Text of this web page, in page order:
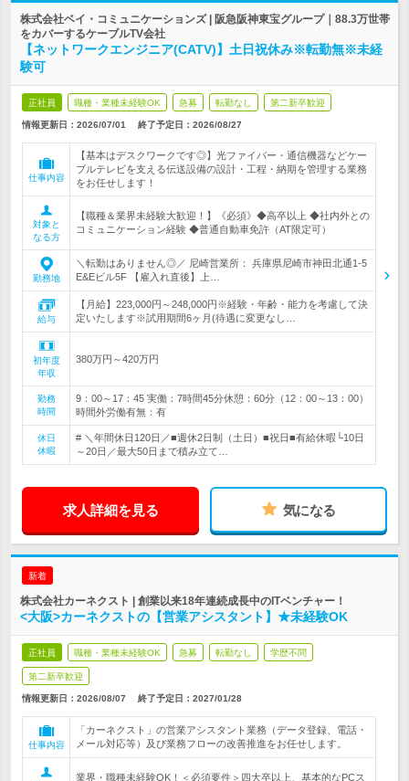
株式会社ベイ・コミュニケーションズ | 阪急阪神東宝グループ｜88.3万世帯
をカバーするケーブルTV会社
【ネットワークエンジニア(CATV)】土日祝休み※転勤無※未経
験可
正社員 職種・業種未経験OK 急募 転勤なし 第二新卒歓迎
情報更新日：2026/07/01 終了予定日： 2026/08/27
仕事内容
【基本はデスクワークです◎】光ファイバー・通信機器などケー
ブルテレビを支える伝送設備の設計・工程・納期を管理する業務
をお任せします！
対象と
なる方
【職種＆業界未経験大歓迎！】《必須》◆高卒以上 ◆社内外との
コミュニケーション経験 ◆普通自動車免許（AT限定可）
勤務地
＼転勤はありません◎／ 尼崎営業所： 兵庫県尼崎市神田北通1-5
E&Eビル5F 【雇入れ直後】上…
給与
【月給】223,000円～248,000円※経験・年齢・能力を考慮して決
定いたします※試用期間6ヶ月(待遇に変更なし…
初年度
年収
380万円～420万円
勤務
時間
9：00～17：45 実働：7時間45分休憩：60分（12：00～13：00）
時間外労働有無：有
休日
休暇
# ＼年間休日120日／■週休2日制（土日）■祝日■有給休暇└10日
～20日／最大50日まで積み立て…
求人詳細を見る 気になる
新着
株式会社カーネクスト | 創業以来18年連続成長中のITベンチャー！
<大阪>カーネクストの【営業アシスタント】★未経験OK
正社員 職種・業種未経験OK 急募 転勤なし 学歴不問
第二新卒歓迎
情報更新日：2026/08/07 終了予定日： 2027/01/28
仕事内容
「カーネクスト」の営業アシスタント業務（データ登録、電話・
メール対応等）及び業務フローの改善推進をお任せします。
業界・職種未経験OK！＜必須要件＞四大卒以上、基本的なPCス